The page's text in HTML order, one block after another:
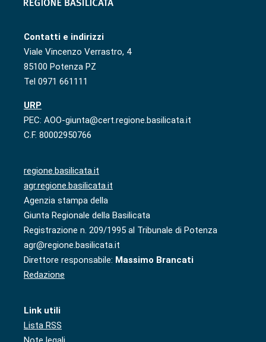
Contatti e indirizzi
Viale Vincenzo Verrastro, 4
85100 Potenza PZ
Tel 0971 661111
URP
PEC: AOO-giunta@cert.regione.basilicata.it
C.F. 80002950766
regione.basilicata.it
agr.regione.basilicata.it
Agenzia stampa della
Giunta Regionale della Basilicata
Registrazione n. 209/1995 al Tribunale di Potenza
agr@regione.basilicata.it
Direttore responsabile: Massimo Brancati
Redazione
Link utili
Lista RSS